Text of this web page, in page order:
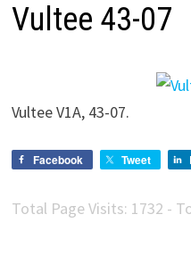
Vultee 43-07
Vultee V1A, 43-07.
Facebook Tweet
Total Page Visits: 1732 -